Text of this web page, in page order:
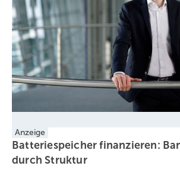
Anzeige
Batteriespeicher finanzieren:
durchStruktur